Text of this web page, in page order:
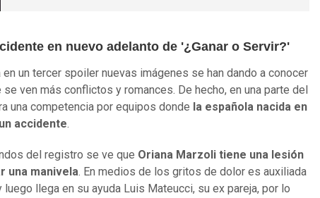
en nuevo adelanto de '¿Ganar o Servir?'
en un tercer spoiler nuevas imágenes se han dando a conocer
ven más conflictos y romances. De hecho, en una parte del
una competencia por equipos donde la española nacida en
accidente.
del registro se ve que Oriana Marzoli tiene una lesión
una manivela. En medios de los gritos de dolor es auxiliada
luego llega en su ayuda Luis Mateucci, su ex pareja, por lo